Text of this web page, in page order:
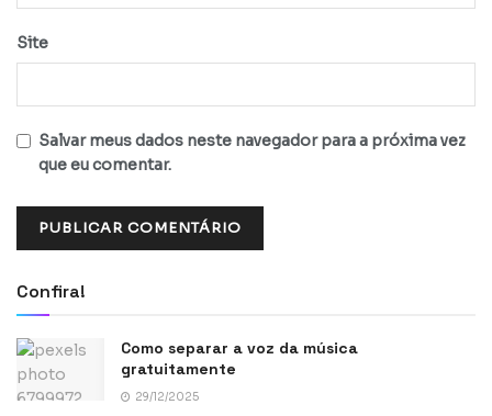
Site
Salvar meus dados neste navegador para a próxima vez
que eu comentar.
Confira!
Como separar a voz da música
gratuitamente
29/12/2025